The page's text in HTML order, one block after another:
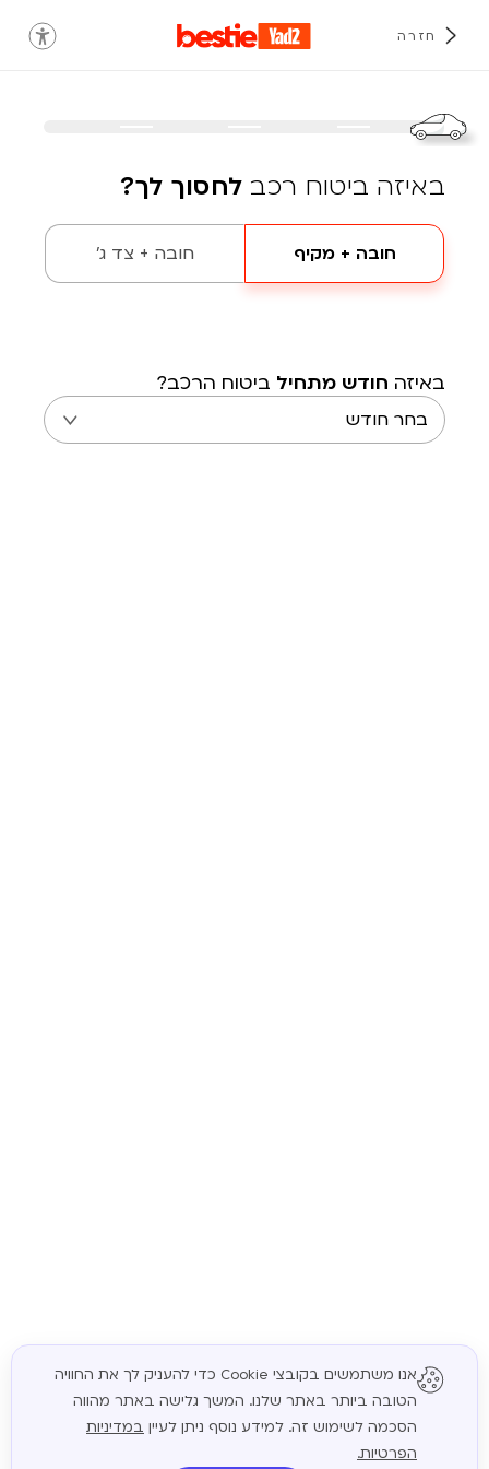
חזרה
באיזה ביטוח רכב לחסוך לך?
חובה + מקיף חובה + צד ג'
באיזה חודש מתחיל ביטוח הרכב?
המשך
אנו משתמשים בקובצי Cookie כדי להעניק לך את החוויה
הטובה ביותר באתר שלנו. המשך גלישה באתר מהווה
הסכמה לשימוש זה. למידע נוסף ניתן לעיין במדיניות
הפרטיות.